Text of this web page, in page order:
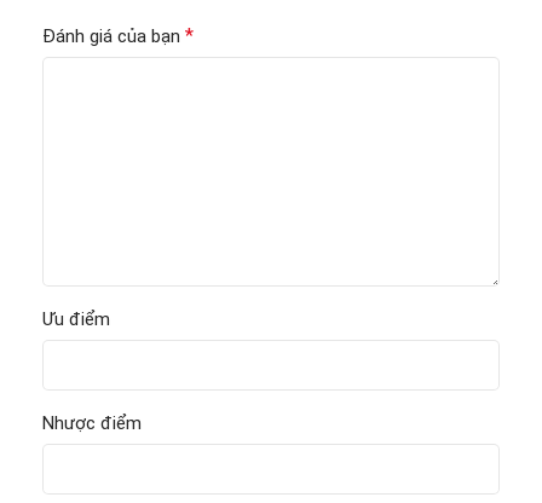
Đánh giá của bạn *
Ưu điểm
Nhược điểm